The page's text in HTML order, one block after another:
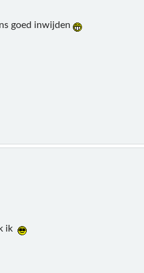
goed inwijden
ik